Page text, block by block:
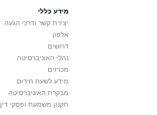
מידע כללי
יצירת קשר ודרכי הגעה
אלפון
דרושים
נהלי האוניברסיטה
מכרזים
מידע לשעת חירום
מבקרת האוניברסיטה
תקנון משמעת ופסקי דין